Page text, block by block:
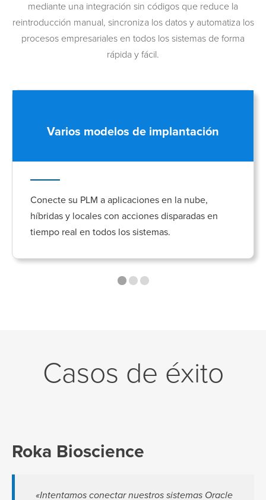
mediante una integración sin códigos que reduce la
reintroducción manual, sincroniza los datos y automatiza los
procesos empresariales en todos los sistemas de forma
rápida y fácil.
Varios modelos de implantación
Conecte su PLM a aplicaciones en la nube,
híbridas y locales con acciones disparadas en
tiempo real en todos los sistemas.
Casos de éxito
Roka Bioscience
«Intentamos conectar nuestros sistemas Oracle